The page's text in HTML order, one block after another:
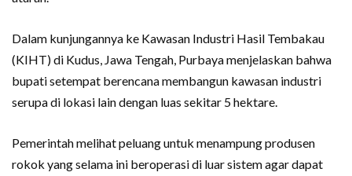
Dalam kunjungannya ke Kawasan Industri Hasil Tembakau
(KIHT) di Kudus, Jawa Tengah, Purbaya menjelaskan bahwa
bupati setempat berencana membangun kawasan industri
serupa di lokasi lain dengan luas sekitar 5 hektare.
Pemerintah melihat peluang untuk menampung produsen
rokok yang selama ini beroperasi di luar sistem agar dapat